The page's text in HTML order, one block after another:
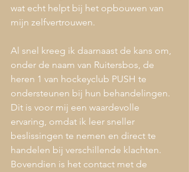
wat echt helpt bij het opbouwen van
mijn zelfvertrouwen.
Al snel kreeg ik daarnaast de kans om,
onder de naam van Ruitersbos, de
heren 1 van hockeyclub PUSH te
ondersteunen bij hun behandelingen.
Dit is voor mij een waardevolle
ervaring, omdat ik leer sneller
beslissingen te nemen en direct te
handelen bij verschillende klachten.
Bovendien is het contact met de